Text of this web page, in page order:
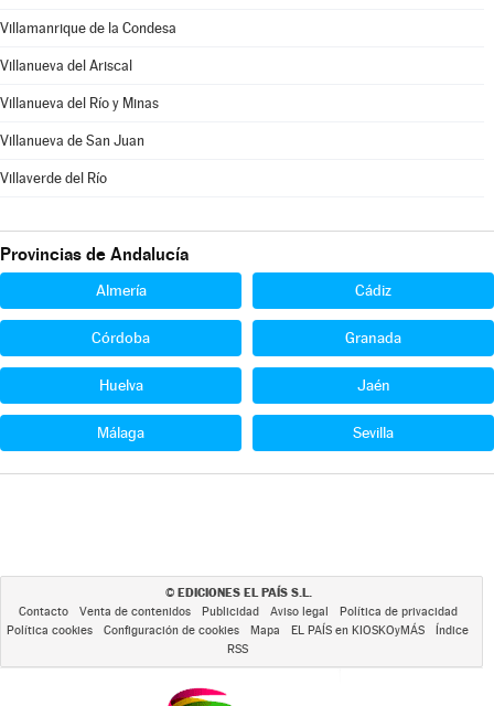
Villamanrique de la Condesa
Villanueva del Ariscal
Villanueva del Río y Minas
Villanueva de San Juan
Villaverde del Río
Provincias de Andalucía
Almería Cádiz
Córdoba Granada
Huelva Jaén
Málaga Sevilla
© EDICIONES EL PAÍS S.L.
Contacto Venta de contenidos Publicidad Aviso legal
Política de privacidad
Política cookies
Configuración de cookies Mapa EL PAÍS en KIOSKOyMÁS
Índice
RSS